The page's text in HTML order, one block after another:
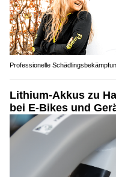
Professionelle
Lithium-Akkus zu
bei E-Bikes und